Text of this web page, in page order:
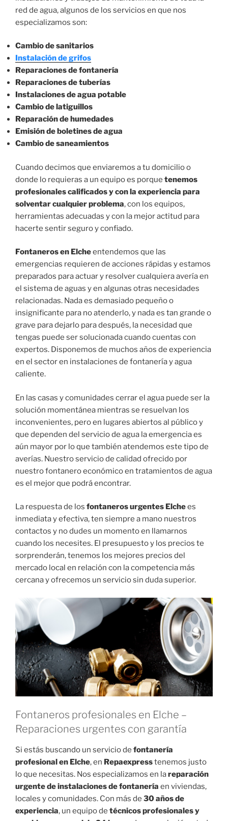
red de agua, algunos de los servicios en que nos
especializamos son:
Cambio de sanitarios
Instalación de grifos
Reparaciones de fontanería
Reparaciones de tuberías
Instalaciones de agua potable
Cambio de latiguillos
Reparación de humedades
Emisión de boletines de agua
Cambio de saneamientos
Cuando decimos que enviaremos a tu domicilio o
donde lo requieras a un equipo es porque tenemos
profesionales calificados y con la experiencia para
solventar cualquier problema, con los equipos,
herramientas adecuadas y con la mejor actitud para
hacerte sentir seguro y confiado.
Fontaneros en Elcheentendemos que las
emergencias requieren de acciones rápidas y estamos
preparados para actuar y resolver cualquiera avería en
el sistema de aguas y en algunas otras necesidades
relacionadas. Nada es demasiado pequeño o
insignificante para no atenderlo, y nada es tan grande o
grave para dejarlo para después, la necesidad que
tengas puede ser solucionada cuando cuentas con
expertos. Disponemos de muchos años de experiencia
en el sector en instalaciones de fontanería y agua
caliente.
En las casas y comunidades cerrar el agua puede ser la
solución momentánea mientras se resuelvan los
inconvenientes, pero en lugares abiertos al público y
que dependen del servicio de agua la emergencia es
aún mayor por lo que también atendemos este tipo de
averías. Nuestro servicio de calidad ofrecido por
nuestro fontanero económico en tratamientos de agua
es el mejor que podrá encontrar.
La respuesta de los fontaneros urgentes Elchees
inmediata y efectiva, ten siempre a mano nuestros
contactos y no dudes un momento en llamarnos
cuando los necesites. El presupuesto y los precios te
sorprenderán, tenemos los mejores precios del
mercado local en relación con la competencia más
cercana y ofrecemos un servicio sin duda superior.
Fontaneros profesionales en Elche –
Reparaciones urgentes con garantía
Si estás buscando un servicio de fontanería
profesional en Elche, en Repaexpresstenemos justo
lo que necesitas. Nos especializamos en lareparación
urgente de instalaciones de fontanería en viviendas,
locales y comunidades. Con más de 30 años de
experiencia, un equipo de técnicos profesionales y